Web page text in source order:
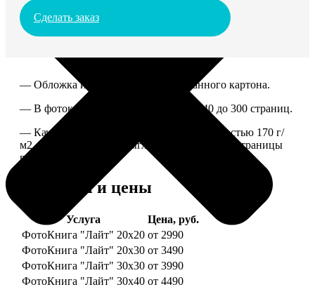
Сделать заказ
— Обложка из твердого ламинированного картона.
— В фотокниге можно разместить от 40 до 300 страниц.
— Качественная мелованная бумага плотностью 170 г/
м2, то есть страницы выглядят, как плотные страницы
глянцевого журнала.
Форматы и цены
Услуга
Цена, руб.
ФотоКнига "Лайт" 20x20 от 2990
ФотоКнига "Лайт" 20x30 от 3490
ФотоКнига "Лайт" 30x30 от 3990
ФотоКнига "Лайт" 30x40 от 4490